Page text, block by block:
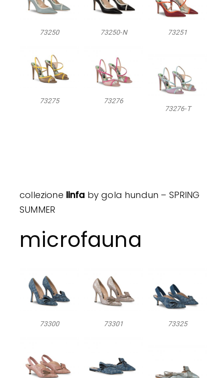
73250 73250-N 73251
73275
73276
73276-T
collezione linfa by gola hundun – SPRING
SUMMER
microfauna
73300 73301 73325